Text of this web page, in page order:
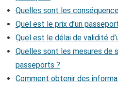
Quelles sont les
Quel est le prix d’un
Quel est le délai de validité
Quelles sont les mesures de
passeports ?
Comment obtenir des